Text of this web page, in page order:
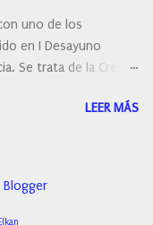
uno de los
en I Desayuno
Se trata de la Crema
en verano como en
LEER MÁS